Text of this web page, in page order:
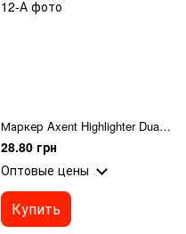
Маркер Axent Highlighter Dual 2534-12-A, 2-4 мм, клиновидный, оранжевый+желтый
28.80 грн
Оптовые цены
Купить